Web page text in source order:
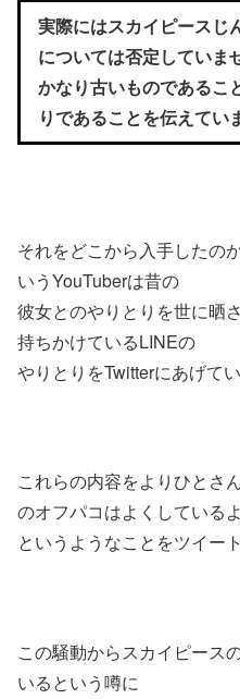
実際にはスカイピースじ
については否定していま
かなり古いものであるこ
りであることを伝えてい
それをどこから入手したの
いうYouTuberは昔の
彼女とのやりとりを世に晒
持ちかけているLINEの
やりとりをTwitterにあげて
これらの内容をよりひとさ
のオフパコはよくしている
というようなことをツイー
この騒動からスカイピース
いるという噂に